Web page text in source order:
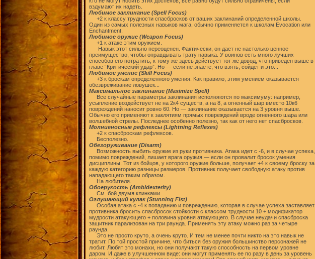
вздумают их надеть.
Любимое заклинание (Spell Focus)
+2 к классу трудности спасбросков от ваших заклинаний определенной школы.
Один из самых полезных навыков мага, обычно применяется к школам Evocation или
Enchantment.
Любимое оружие (Weapon Focus)
+1 к атаке этим оружием.
Навык этот сильно переоценен. Фактически, он дает не настолько ценное
преимущество, чтобы оправдывать трату навыка. У воинов есть много лучших
способов его потратить, к тому же здесь действует тот же довод, что приведен выше в
главе “Критический удар”. Но — если не знаете, что взять, сойдет и это...
Любимое умение (Skill Focus)
+3 к броскам определенного умения. Как правило, этим умением оказывается
обезвреживание ловушек...
Максимальное заклинание (Maximize Spell)
Все случайные параметры заклинания исполняются по максимуму: например,
усыпление воздействует не на 2к4 существ, а на 8, а огненный шар вместо 10к6
повреждений наносит ровно 60. Но — заклинание оказывается на 3 уровня выше.
Обычно его применяют к заклятиям прямых повреждений вроде огненного шара или
волшебной стрелы. Последнее особенно полезно, так как от него нет спасбросков.
Молниеносные рефлексы (Lightning Reflexes)
+2 к спасброскам рефлексов.
Бесполезно.
Обезоруживание (Disarm)
Возможность выбить оружие из руки противника. Атака идет с -6, и в случае успеха,
помимо повреждений, лишает врага оружия — если он провалит бросок умения
дисциплины. Тот из бойцов, у которого оружие больше, получает +4 к своему броску за
каждую категорию разницы размеров. Противник получает свободную атаку против
нападающего таким образом.
На любителя.
Обоерукость (Ambidexterity)
См. бой двумя клинками.
Оглушающий кулак (Stunning Fist)
Особая атака с -4 к попаданию и повреждению, которая в случае успеха заставляет
противника бросить спасбросок стойкости с классом трудности 10 + модификатор
мудрости атакующего + половина уровня атакующего. В случае неудачи спасброска
защитник парализован на три раунда. Применять эту атаку можно раз за четыре
раунда.
Это не просто круто, а очень круто. И тем не менее почти никто на это навык не
тратит. По той простой причине, что биться без оружия большинство персонажей не
любит. Любят это монахи, но они получают такую способность на первом уровне
даром. И даже в улучшенном виде: они могут применять ее по разу в день за уровень